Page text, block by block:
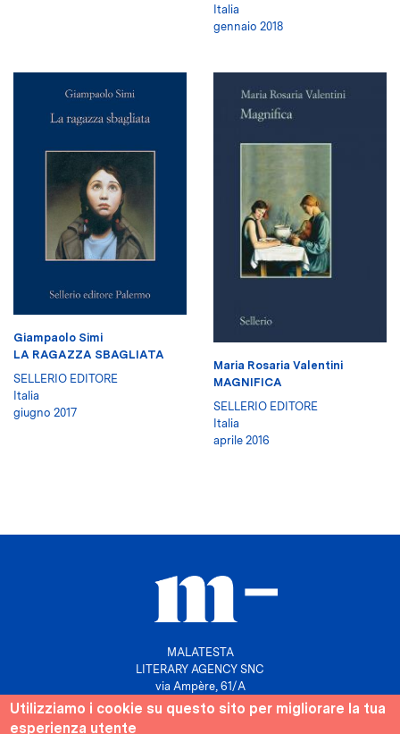
Italia
gennaio 2018
Giampaolo Simi
LA RAGAZZA SBAGLIATA
SELLERIO EDITORE
Italia
giugno 2017
Maria Rosaria Valentini
MAGNIFICA
SELLERIO EDITORE
Italia
aprile 2016
MALATESTA
LITERARY AGENCY SNC
via Ampère, 61/A
20131 Milano
Utilizziamo i cookie su questo sito per migliorare la tua
esperienza utente